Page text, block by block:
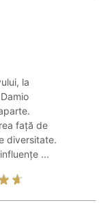
la
față de
diversitate.
...